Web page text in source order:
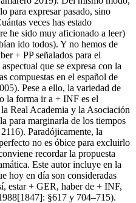
para expresar pasado, sino
veces has estado
he sido muy aficionado a leer)
ido todos). Y no hemos de
+ PPseñalados para el
que se expresa con la
compuestas en el español de
Pese a ello, la variedad de
la forma ir a + INF es el
Real Academia y la Asociación
para marginarla de los tiempos
Paradójicamente, la
no es óbice para excluirlo
recordar la propuesta
. Este autor incluye en la
hoy en día son consideradas
estar+ GER, haber de + INF,
§617 y 704–715).